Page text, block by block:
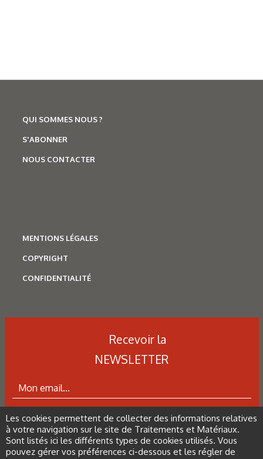
Figure 8. Décharge couronne (corona).
Les derniers articles sur ce
thème
QUI SOMMES NOUS ?
S'ABONNER
NOUS CONTACTER
MENTIONS LÉGALES
COPYRIGHT
CONFIDENTIALITÉ
Recevoir la
NEWSLETTER
ABONNEZ-VOUS À LA NEWSLETTER
Les cookies permettent de collecter des informations relatives
à votre navigation sur le site de Traitements et Matériaux.
Sont listés ici les différents types de cookies utilisés. Vous
pouvez gérer vos préférences ci-dessous et les régler de